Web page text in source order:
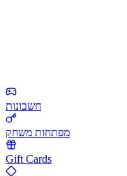
חשבונות
מפתחות משחק
Gift Cards